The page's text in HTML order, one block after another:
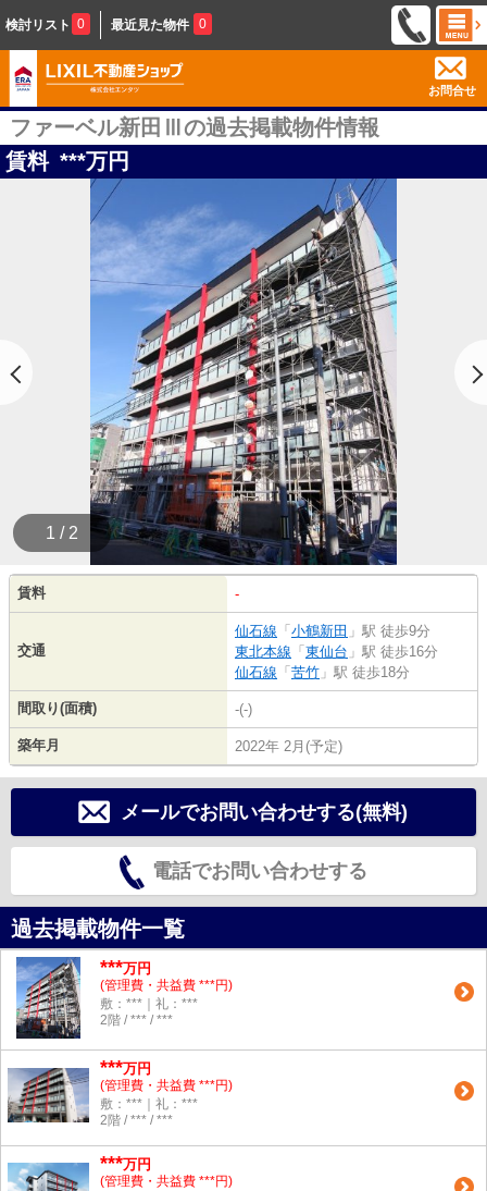
検討リスト 0 最近見た物件 0
お問合せ
ファーベル新田Ⅲの過去掲載物件情報
賃料 ***万円
1 / 2
賃料 -
交通
仙石線 「 小鶴新田 」駅 徒歩9分
東北本線 「 東仙台 」駅 徒歩16分
仙石線 「 苦竹 」駅 徒歩18分
間取り(面積) -(-)
築年月 2022年 2月(予定)
メールでお問い合わせする(無料)
電話でお問い合わせする
過去掲載物件一覧
***万円
(管理費・共益費 ***円)
敷：***｜礼：***
2階 / *** / ***
***万円
(管理費・共益費 ***円)
敷：***｜礼：***
2階 / *** / ***
***万円
(管理費・共益費 ***円)